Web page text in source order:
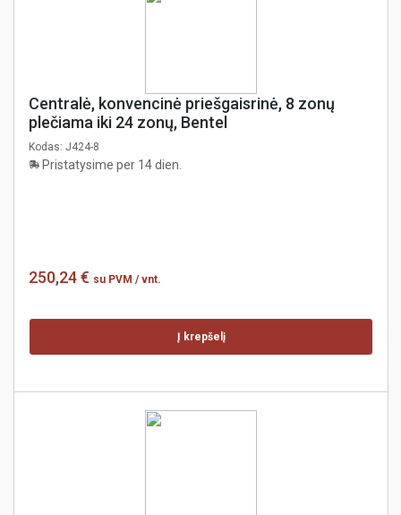
Centralė, konvencinė priešgaisrinė, 8 zonų
plečiama iki 24 zonų, Bentel
Kodas: J424-8
Pristatysime per 14 dien.
250,24 € su PVM / vnt.
Į krepšelį